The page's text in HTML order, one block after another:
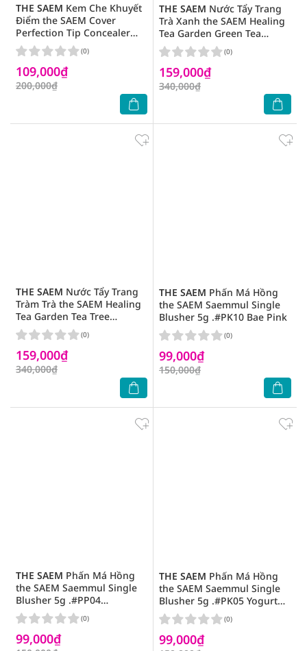
THE SAEM Kem Che Khuyết
Điểm the SAEM Cover
Perfection Tip Concealer
6.5g .#1.75 Middle Beige
109,000₫
200,000₫
(0)
THE SAEM Nước Tẩy Trang
Trà Xanh the SAEM Healing
Tea Garden Green Tea
Cleansing Water 500ml
159,000₫
340,000₫
(0)
THE SAEM Nước Tẩy Trang
Tràm Trà the SAEM Healing
Tea Garden Tea Tree
Cleansing Water 500ml
159,000₫
340,000₫
(0)
THE SAEM Phấn Má Hồng
the SAEM Saemmul Single
Blusher 5g .#PK10 Bae Pink
99,000₫
150,000₫
(0)
THE SAEM Phấn Má Hồng
the SAEM Saemmul Single
Blusher 5g .#PP04
Blueberry Milk
99,000₫
(0)
THE SAEM Phấn Má Hồng
the SAEM Saemmul Single
Blusher 5g .#PK05 Yogurt
Pink
99,000₫
(0)